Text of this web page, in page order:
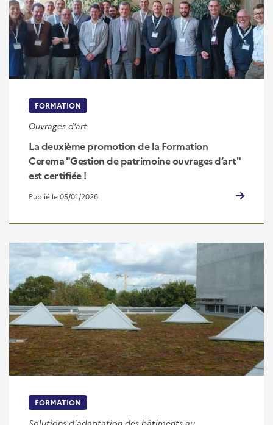
FORMATION
Ouvrages d’art
La deuxième promotion de la Formation
Cerema "Gestion de patrimoine ouvrages d’art"
est certifiée !
Publié le 05/01/2026
FORMATION
Solutions d'adaptation des bâtiments au